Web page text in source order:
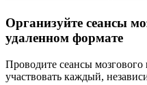
Организуйте сеансы
удаленном формате
Проводите сеансы
участвовать каждый,